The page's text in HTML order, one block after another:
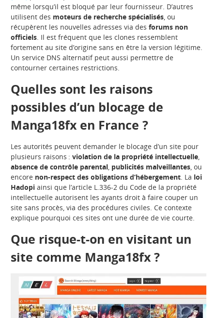
même lorsqu’il est bloqué par leur fournisseur. D’autres
utilisent des moteurs de recherche spécialisés, ou
récupèrent les nouvelles adresses via desforums non
officiels. Il est fréquent que les clones ressemblent
fortement au site d’origine sans en être la version légitime.
Un service DNS alternatif peut aussi permettre de
contourner certaines restrictions.
Quelles sont les raisons
possibles d’un blocage de
Manga18fx en France ?
Les autorités peuvent demander le blocage d’un site pour
plusieurs raisons :violation de la propriété intellectuelle,
absence de contrôle parental, publicités malveillantes, ou
encore non-respect des obligations d’hébergement. La loi
Hadopi ainsi que l’article L.336-2 du Code de la propriété
intellectuelle autorisent les ayants droit à faire couper un
site sans procès, via des procédures civiles. Ce contexte
explique pourquoi ces sites ont une durée de vie courte.
Que risque-t-on en visitant un
site comme Manga18fx ?